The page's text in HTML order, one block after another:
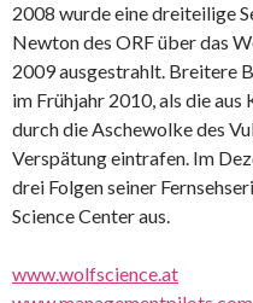
2008 wurde eine dreiteilige
Newton des ORF über das
2009 ausgestrahlt. Breitere
im Frühjahr 2010, als die
durch die Aschewolke des
Verspätung eintrafen. Im
drei Folgen seiner
Science Center aus.
www.wolfscience.at